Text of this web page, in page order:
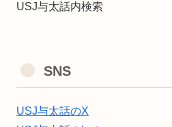
USJ与太話内検索
SNS
USJ与太話のX